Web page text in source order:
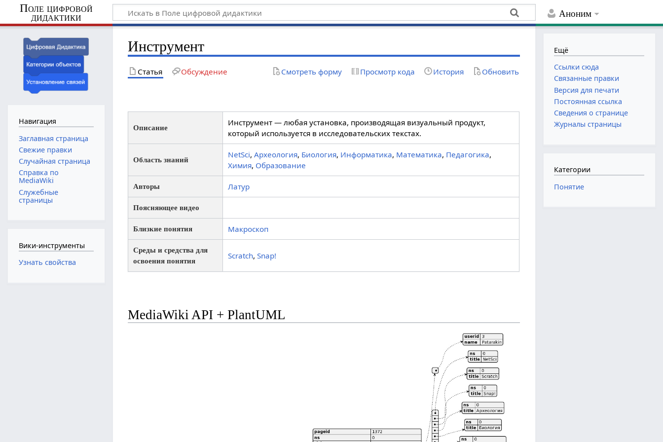
Аноним
Поле цифровой
дидактики
Инструмент
Статья Обсуждение Смотреть форму Просмотр кода История Обновить
Описание
Инструмент — любая установка, производящая визуальный продукт,
который используется в исследовательских текстах.
Область знаний
NetSci,Археология, Биология, Информатика, Математика, Педагогика,
Химия, Образование
Авторы Латур
Поясняющее видео
Близкие понятия Макроскоп
Среды и средства для
освоения понятия
Scratch,Snap!
MediaWiki API + PlantUML
Навигация
Заглавная страница
Свежие правки
Случайная страница
Справка по
MediaWiki
Служебные
страницы
Вики-инструменты
Узнать свойства
Ещё
Ссылки сюда
Связанные правки
Версия для печати
Постоянная ссылка
Сведения о странице
Журналы страницы
Категории
Понятие